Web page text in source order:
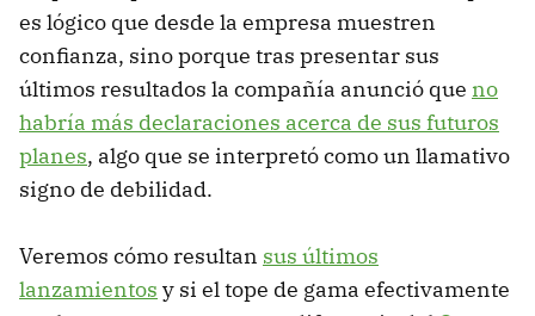
es lógico que desde la empresa muestren
confianza, sino porque tras presentar sus
últimos resultados la compañía anunció que no
habría más declaraciones acerca de sus futuros
planes, algo que se interpretó como un llamativo
signo de debilidad.
Veremos cómo resultan sus últimos
lanzamientos y si el tope de gama efectivamente